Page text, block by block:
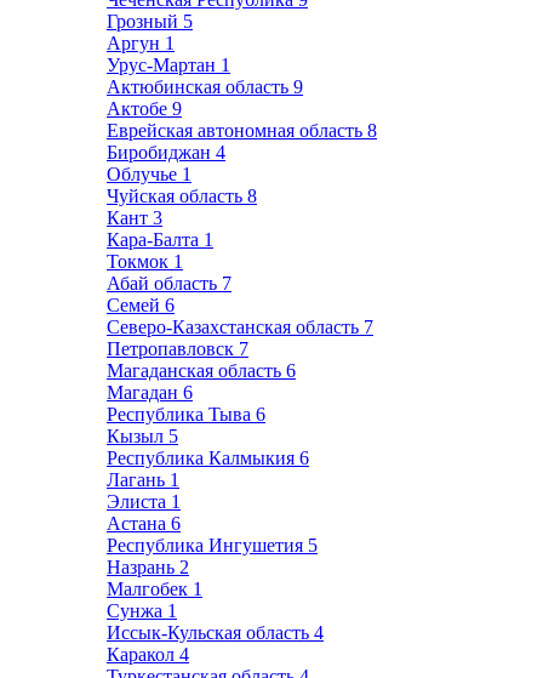
Грозный 5
Аргун 1
Урус-Мартан 1
Актюбинская область 9
Актобе 9
Еврейская автономная область 8
Биробиджан 4
Облучье 1
Чуйская область 8
Кант 3
Кара-Балта 1
Токмок 1
Абай область 7
Семей 6
Северо-Казахстанская область 7
Петропавловск 7
Магаданская область 6
Магадан 6
Республика Тыва 6
Кызыл 5
Республика Калмыкия 6
Лагань 1
Элиста 1
Астана 6
Республика Ингушетия 5
Назрань 2
Малгобек 1
Сунжа 1
Иссык-Кульская область 4
Каракол 4